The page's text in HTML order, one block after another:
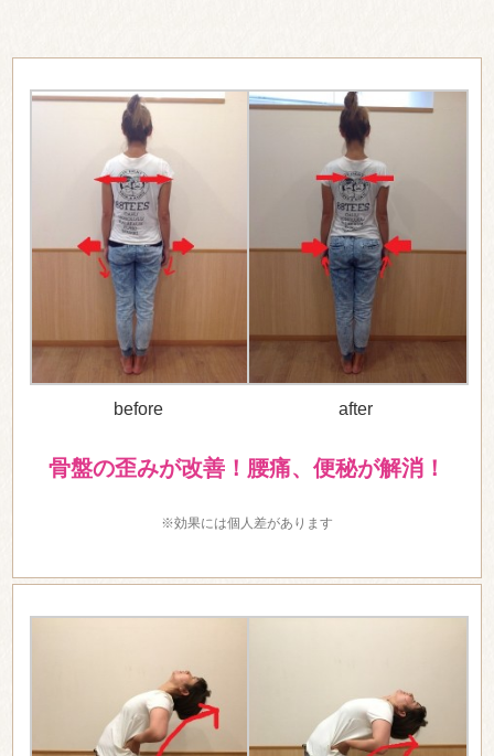
before after
骨盤の歪みが改善！腰痛、便秘が解消！
※効果には個人差があります